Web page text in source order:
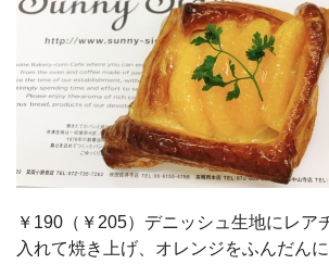
￥190（￥205）デニッシュ生地にレア
入れて焼き上げ、オレンジをふんだん